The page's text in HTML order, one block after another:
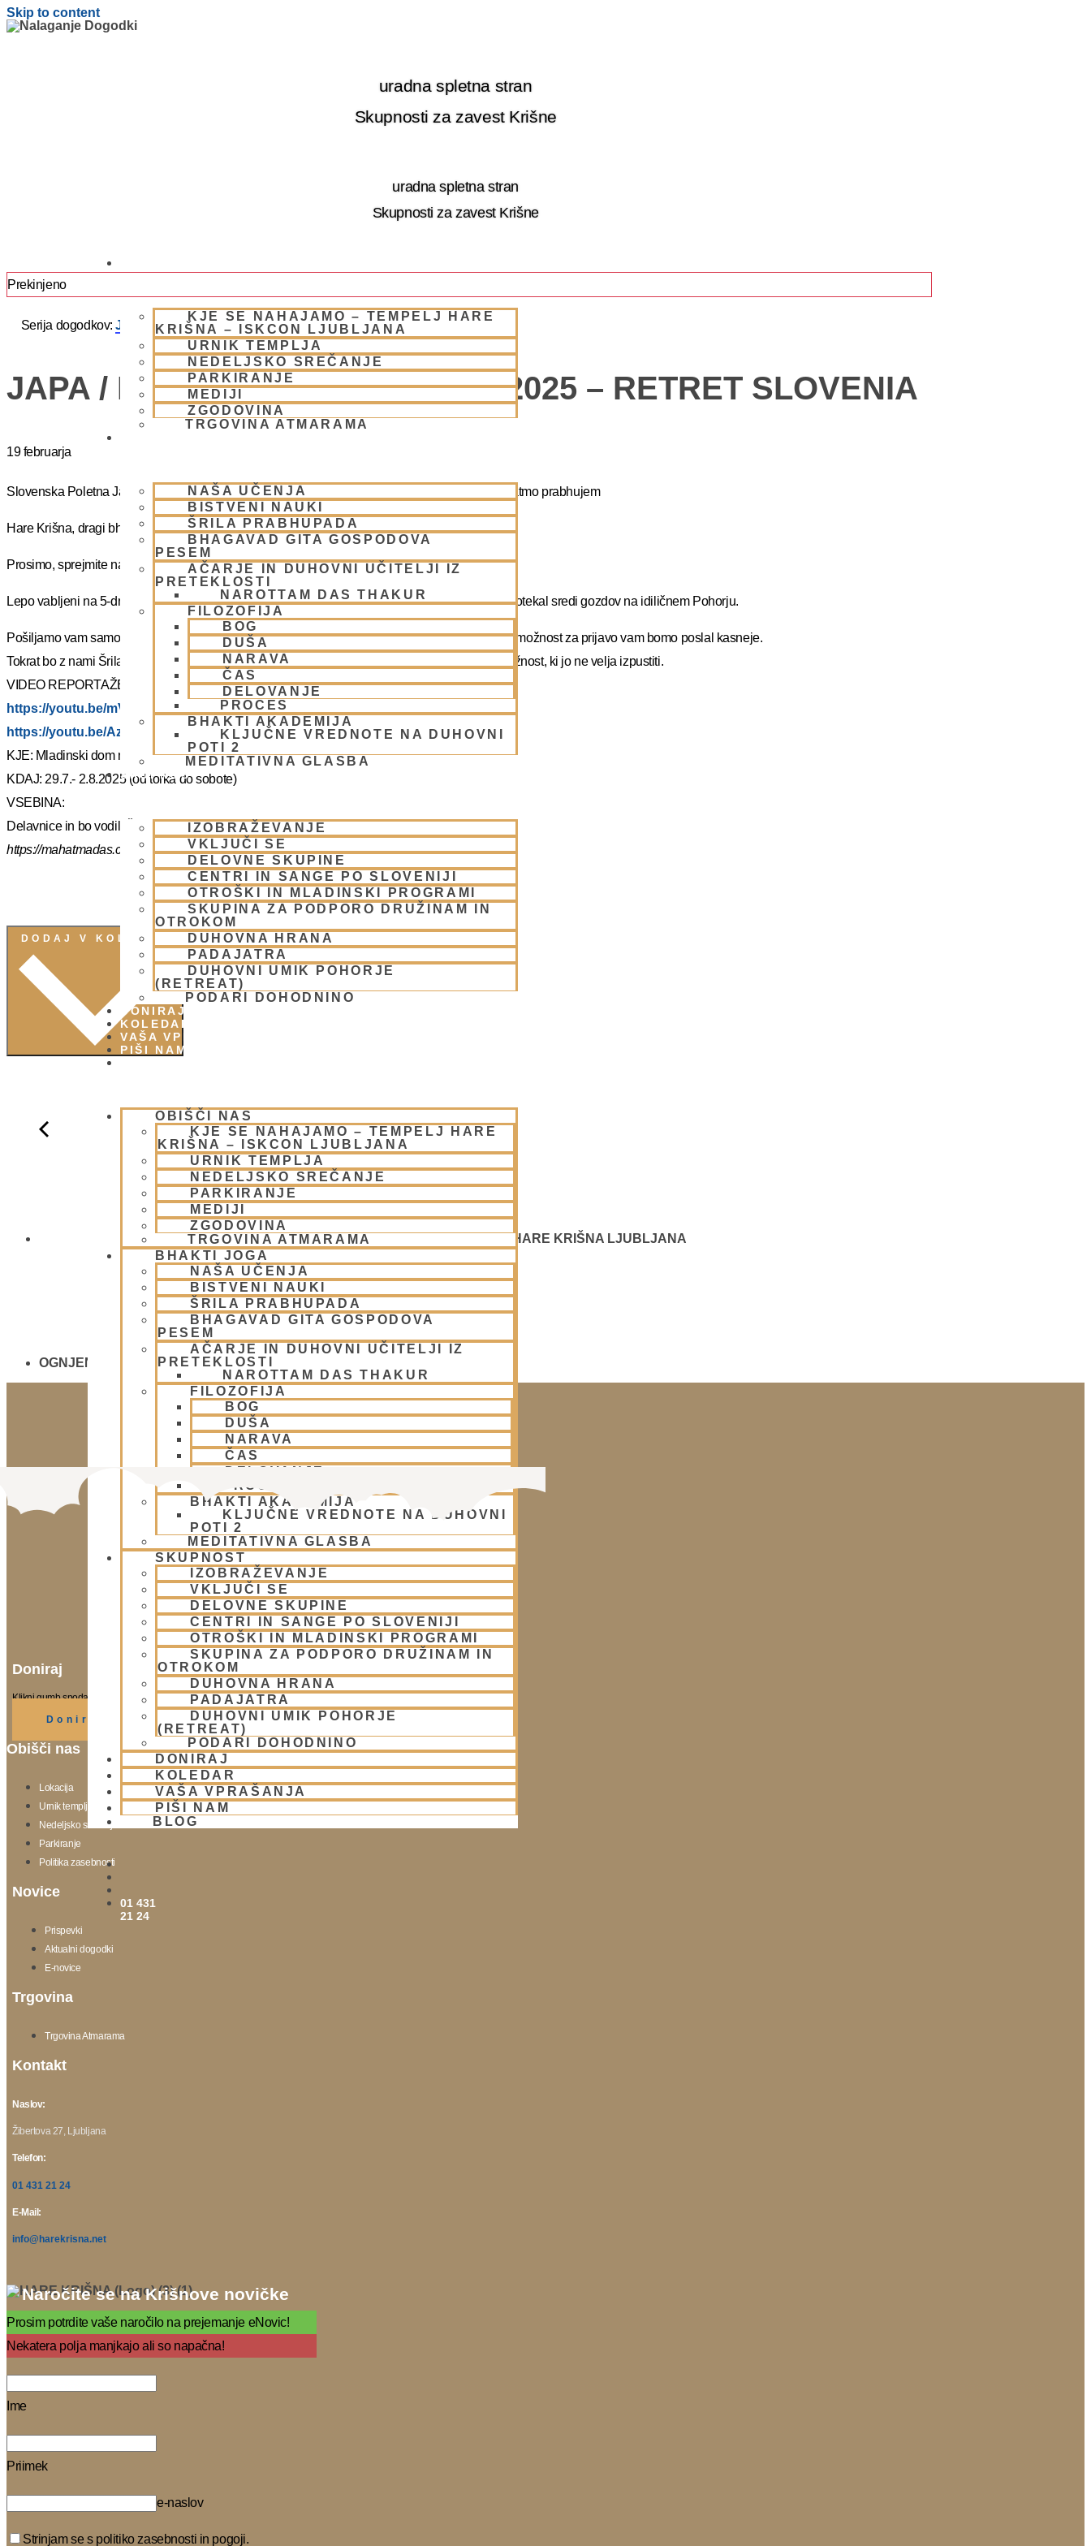
Skip to content
uradna spletna stran
Skupnosti za zavest Krišne
uradna spletna stran
Skupnosti za zavest Krišne
KJE SE NAHAJAMO – TEMPELJ HARE
KRIŠNA – ISKCON LJUBLJANA
URNIK TEMPLJA
NEDELJSKO SREČANJE
PARKIRANJE
MEDIJI
ZGODOVINA
TRGOVINA ATMARAMA
NAŠA UČENJA
BISTVENI NAUKI
ŠRILA PRABHUPADA
BHAGAVAD GITA GOSPODOVA
PESEM
AČARJE IN DUHOVNI UČITELJI IZ
PRETEKLOSTI
NAROTTAM DAS THAKUR
FILOZOFIJA
BOG
DUŠA
NARAVA
ČAS
DELOVANJE
PROCES
BHAKTI AKADEMIJA
KLJUČNE VREDNOTE NA DUHOVNI
POTI 2
MEDITATIVNA GLASBA
SKUPNOST
IZOBRAŽEVANJE
VKLJUČI SE
DELOVNE SKUPINE
CENTRI IN SANGE PO SLOVENIJI
OTROŠKI IN MLADINSKI PROGRAMI
SKUPINA ZA PODPORO DRUŽINAM IN
OTROKOM
DUHOVNA HRANA
PADAJATRA
DUHOVNI UMIK POHORJE
(RETREAT)
PODARI DOHODNINO
DONIRAJ
KOLEDAR
VAŠA VPRAŠANJA
PIŠI NAM
OBIŠČI NAS
KJE SE NAHAJAMO – TEMPELJ HARE
KRIŠNA – ISKCON LJUBLJANA
URNIK TEMPLJA
NEDELJSKO SREČANJE
PARKIRANJE
MEDIJI
ZGODOVINA
TRGOVINA ATMARAMA
BHAKTI JOGA
NAŠA UČENJA
BISTVENI NAUKI
ŠRILA PRABHUPADA
BHAGAVAD GITA GOSPODOVA
PESEM
AČARJE IN DUHOVNI UČITELJI IZ
PRETEKLOSTI
NAROTTAM DAS THAKUR
FILOZOFIJA
BOG
DUŠA
NARAVA
ČAS
DELOVANJE
PROCES
BHAKTI AKADEMIJA
KLJUČNE VREDNOTE NA DUHOVNI
POTI 2
MEDITATIVNA GLASBA
SKUPNOST
IZOBRAŽEVANJE
VKLJUČI SE
DELOVNE SKUPINE
CENTRI IN SANGE PO SLOVENIJI
OTROŠKI IN MLADINSKI PROGRAMI
SKUPINA ZA PODPORO DRUŽINAM IN
OTROKOM
DUHOVNA HRANA
PADAJATRA
DUHOVNI UMIK POHORJE
(RETREAT)
PODARI DOHODNINO
DONIRAJ
KOLEDAR
VAŠA VPRAŠANJA
PIŠI NAM
BLOG
01 431
21 24
Prekinjeno
Serija dogodkov:JAPA / KIRTAN UMIK POHORJE 2025 – RETRET SLOVENIA
JAPA / KIRTAN UMIK POHORJE 2025 – RETRET SLOVENIA
19 februarja
Slovenska Poletna Jatra vas vabi na DUHOVNI UMIK 2025 – »Japa duhovni umik z NM Mahatmo prabhujem
Hare Krišna, dragi bhakte!
Prosimo, sprejmite naše ponižno spoštovanje! Vsa slava Šrila Prabhupadu!
Lepo vabljeni na 5-dnevno nepozabno transcendentalno izkušnjo na DUHOVNI UMIK, ki bo potekal sredi gozdov na idiličnem Pohorju.
Pošiljamo vam samo osnovno informacijo tako da si lahko rezervirate dopust. Več podatkov in možnost za prijavo vam bomo poslal kasneje.
Tokrat bo z nami Šrila Prabhupadov učenec, duhovni učitelj NM Mahatma prabhu. Redka priložnost, ki jo ne velja izpustiti.
VIDEO REPORTAŽE IZ PREJŠNIH UMIKOV – KLIKNI 🙂
https://youtu.be/mVmx_h4mTCc?si=iYB7KXEdqz7Nz2is
https://youtu.be/AziuZJyrho4?si=Zr5a_H8Hj-X888vW
KJE: Mladinski dom na Smolniku (mariborsko Pohorje)
KDAJ: 29.7.- 2.8.2025 (od torka do sobote)
VSEBINA:
Delavnice in bo vodil, Šrila Prabhupadov učenec NM Mahatma prabhu
https://mahatmadas.com
NEDELJSKO SREČANJE - CENTER HARE KRIŠNA LJUBLJANA
OGNJENO ŽRTVOVANJE - NARASIMHA JAGJA - VSAKO SOBOTO
Doniraj
Klikni gumb spodaj.
Doniraj
Obišči nas
Lokacija
Urnik templja
Nedeljsko srečanje
Parkiranje
Politika zasebnosti
Novice
Prispevki
Aktualni dogodki
E-novice
Trgovina
Trgovina Atmarama
Kontakt
Naslov:
Žibertova 27, Ljubljana
Telefon:
01 431 21 24
E-Mail:
info@harekrisna.net
Naročite se na Krišnove novičke
Prosim potrdite vaše naročilo na prejemanje eNovic!
Nekatera polja manjkajo ali so napačna!
Ime
Priimek
e-naslov
Strinjam se s politiko zasebnosti in pogoji.